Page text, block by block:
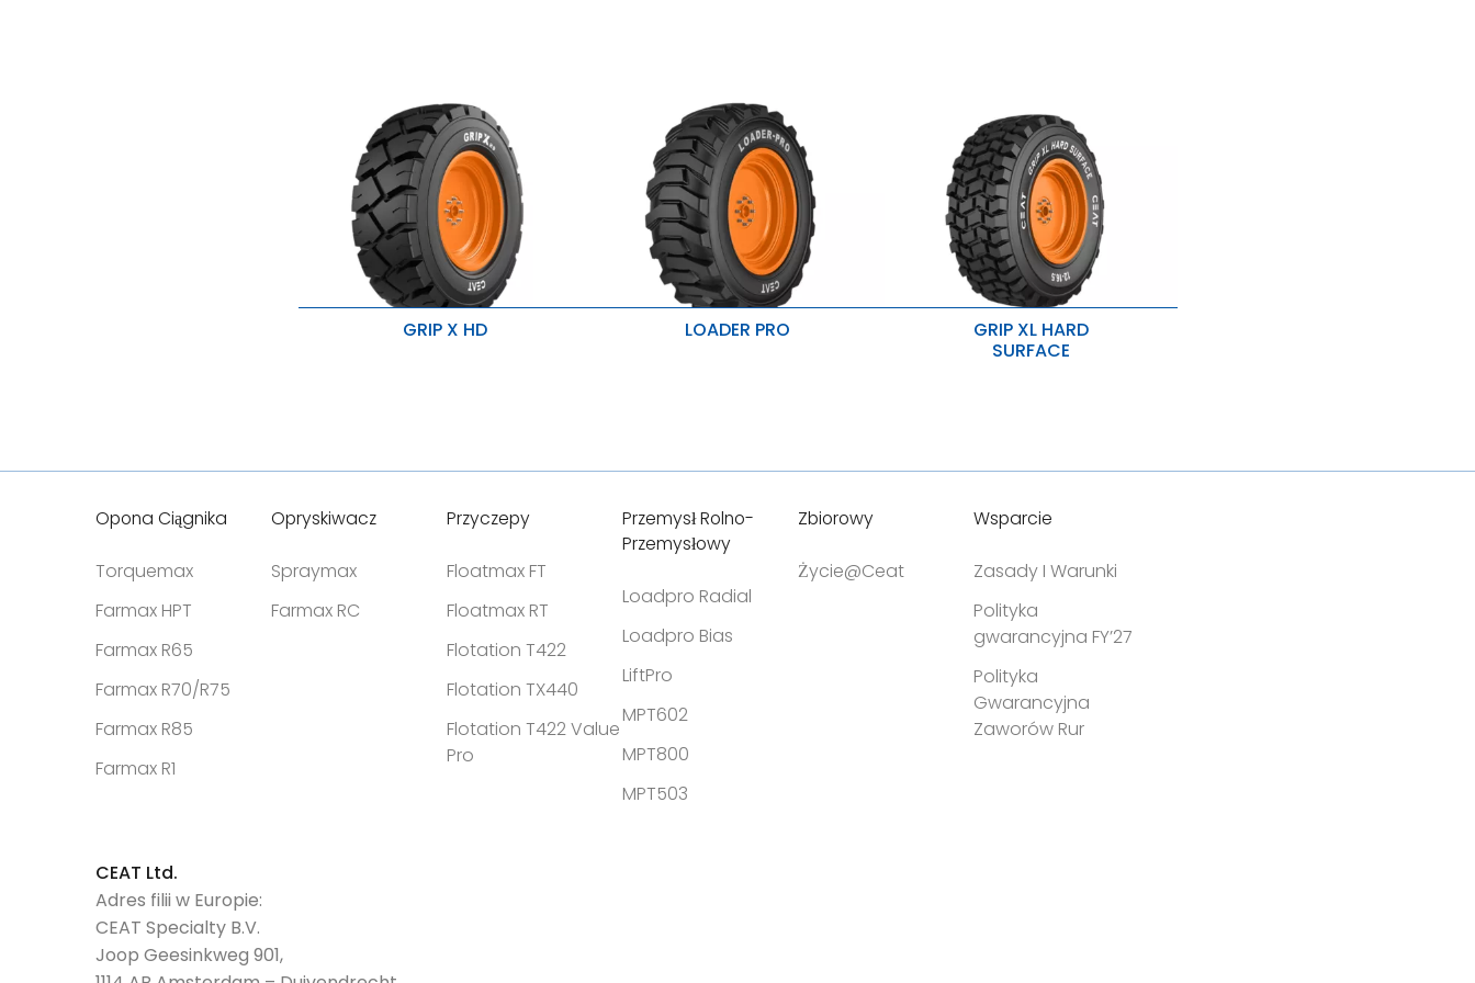
GRIP X HD LOADER PRO
GRIP XL HARD
SURFACE
Opona Ciągnika
Torquemax
Farmax HPT
Farmax R65
Farmax R70/R75
Farmax R85
Farmax R1
Opryskiwacz
Spraymax
Farmax RC
Przyczepy
Floatmax FT
Floatmax RT
Flotation T422
Flotation TX440
Flotation T422 Value
Pro
Przemysł Rolno-
Przemysłowy
Loadpro Radial
Loadpro Bias
LiftPro
MPT602
MPT800
MPT503
Zbiorowy
Życie@Ceat
Wsparcie
Zasady I Warunki
Polityka
gwarancyjna FY’27
Polityka
Gwarancyjna
Zaworów Rur
CEAT Ltd.
Adres filii w Europie:
CEAT Specialty B.V.
Joop Geesinkweg 901,